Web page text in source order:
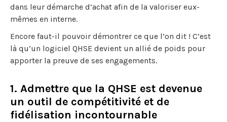
dans leur démarche d’achat afin de la valoriser eux-
mêmes en interne.
Encore faut-il pouvoir démontrer ce que l’on dit ! C’est
là qu’un logiciel QHSE devient un allié de poids pour
apporter la preuve de ses engagements.
1. Admettre que la QHSE est devenue
un outil de compétitivité et de
fidélisation incontournable